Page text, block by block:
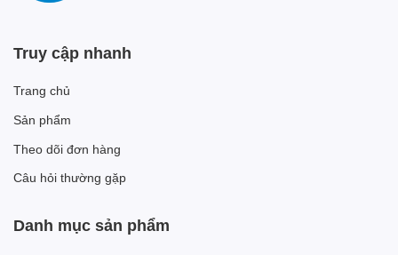
Truy cập nhanh
Trang chủ
Sản phẩm
Theo dõi đơn hàng
Câu hỏi thường gặp
Danh mục sản phẩm